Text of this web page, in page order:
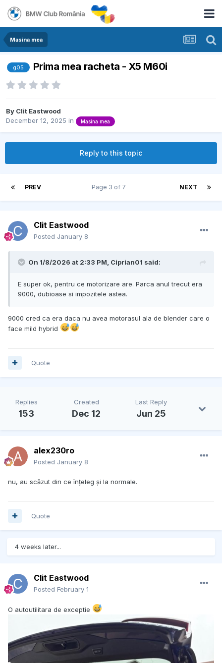
Masina mea
g05 Prima mea racheta - X5 M60i
By Clit Eastwood
December 12, 2025 in Masina mea
Reply to this topic
PREV NEXT
Page 3 of 7
Clit Eastwood
Posted January 8
On 1/8/2026 at 2:33 PM, Ciprian01 said:
E super ok, pentru ce motorizare are. Parca anul trecut era
9000, dubioase si impozitele astea.
9000 cred ca era daca nu avea motorasul ala de blender care o
face mild hybrid
Quote
Replies
153
Created
Dec 12
Last Reply
Jun 25
alex230ro
Posted January 8
nu, au scăzut din ce înțeleg și la normale.
Quote
4 weeks later...
Clit Eastwood
Posted February 1
O autoutilitara de exceptie